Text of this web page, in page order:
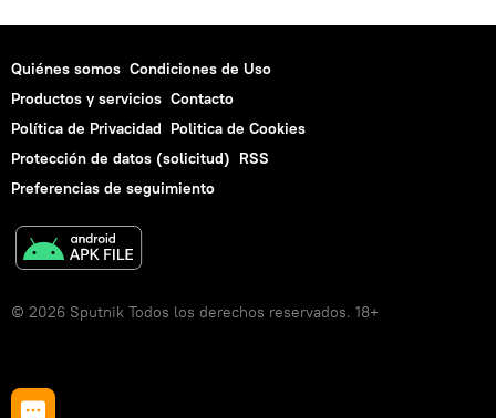
Quiénes somos Condiciones de Uso
Productos y servicios Contacto
Política de Privacidad Politica de Cookies
Protección de datos (solicitud) RSS
Preferencias de seguimiento
© 2026 Sputnik Todos los derechos reservados. 18+